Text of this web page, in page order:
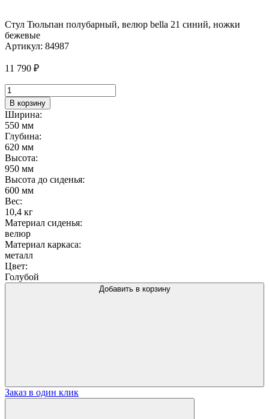
Стул Тюльпан полубарный, велюр bella 21 синий, ножки
бежевые
Артикул: 84987
11 790 ₽
Количество
товара
Стул
Тюльпан
полубарный,
велюр
bella
21
синий,
ножки
бежевые
В корзину
Ширина:
550 мм
Глубина:
620 мм
Высота:
950 мм
Высота до сиденья:
600 мм
Вес:
10,4 кг
Материал сиденья:
велюр
Материал каркаса:
металл
Цвет:
Голубой
Добавить в корзину
Заказ в один клик